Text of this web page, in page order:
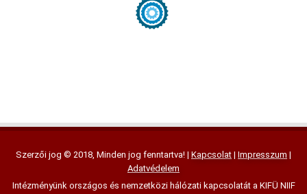
Szerzői jog © 2018, Minden jog fenntartva! | Kapcsolat | Impresszum |
Adatvédelem
Intézményünk országos és nemzetközi hálózati kapcsolatát a KIFÜ NIIF